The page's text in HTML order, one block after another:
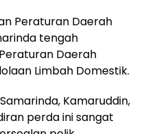
Peraturan Daerah
tengah
Daerah
Limbah Domestik.
Kamaruddin,
perda ini sangat